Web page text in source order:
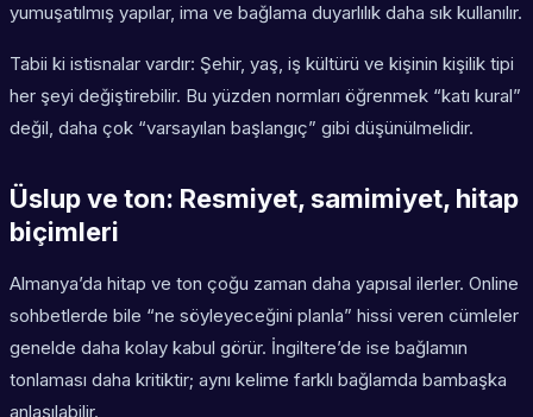
yumuşatılmış yapılar, ima ve bağlama duyarlılık daha sık kullanılır.
Tabii ki istisnalar vardır: Şehir, yaş, iş kültürü ve kişinin kişilik tipi
her şeyi değiştirebilir. Bu yüzden normları öğrenmek “katı kural”
değil, daha çok “varsayılan başlangıç” gibi düşünülmelidir.
Üslup ve ton: Resmiyet, samimiyet, hitap
biçimleri
Almanya’da hitap ve ton çoğu zaman daha yapısal ilerler. Online
sohbetlerde bile “ne söyleyeceğini planla” hissi veren cümleler
genelde daha kolay kabul görür. İngiltere’de ise bağlamın
tonlaması daha kritiktir; aynı kelime farklı bağlamda bambaşka
anlaşılabilir.